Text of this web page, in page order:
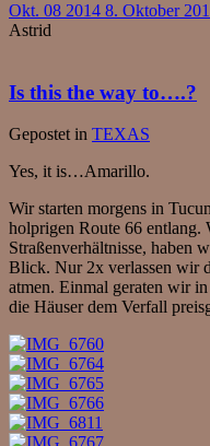
Okt. 08 2014 8. Oktober
Astrid
Is this the way to….?
Gepostet in TEXAS
Yes, it is…Amarillo.
Wir starten morgens in
holprigen Route 66 entlang.
Straßenverhältnisse, haben
Blick. Nur 2x verlassen wir
atmen. Einmal geraten wir
die Häuser dem Verfall